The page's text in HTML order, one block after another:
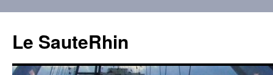
contenu
Le SauteRhin